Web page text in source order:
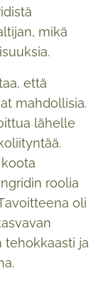
mikä
että
mahdollisia.
lähelle
roolia
oli
ja